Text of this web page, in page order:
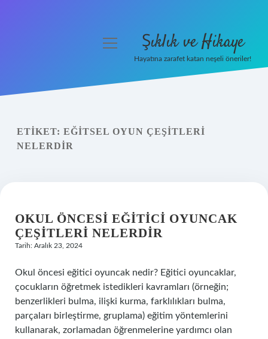
Yasal Uyarı
menüyü
Şıklık ve Hikaye
Hayatına zarafet katan neşeli öneriler!
ETIKET: EĞITSEL OYUN ÇEŞITLERI
NELERDIR
OKUL ÖNCESI EĞITICI OYUNCAK
ÇEŞITLERI NELERDIR
Tarih: Aralık 23, 2024
Okul öncesi eğitici oyuncak nedir? Eğitici oyuncaklar,
çocukların öğretmek istedikleri kavramları (örneğin;
benzerlikleri bulma, ilişki kurma, farklılıkları bulma,
parçaları birleştirme, gruplama) eğitim yöntemlerini
kullanarak, zorlamadan öğrenmelerine yardımcı olan